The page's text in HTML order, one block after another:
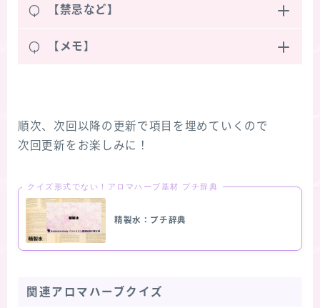
Q 【禁忌など】
Q 【メモ】
順次、次回以降の更新で項目を埋めていくので
次回更新をお楽しみに！
クイズ形式でない！アロマハーブ基材 プチ辞典
精製水：プチ辞典
関連アロマハーブクイズ